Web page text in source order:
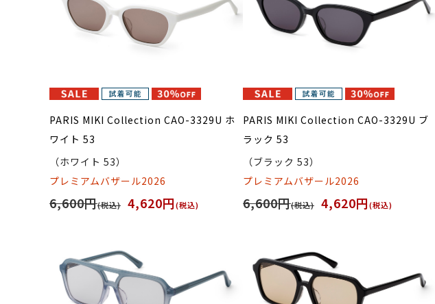
PARIS MIKI Collection CAO-3329U ホ
ワイト 53
（ホワイト 53）
プレミアムバザール2026
6,600円(税込) 4,620円(税込)
PARIS MIKI Collection CAO-3329U ブ
ラック 53
（ブラック 53）
プレミアムバザール2026
6,600円(税込) 4,620円(税込)